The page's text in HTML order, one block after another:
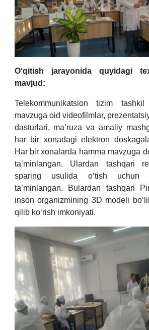
O‘qitish jarayonida quyidagi
mavjud:
Telekommunikatsion tizim
mavzuga oid videofilmlar,
dasturlari, ma’ruza va amaliy
har bir xonadagi elektron
Har bir xonalarda hamma mavzuga
ta’minlangan. Ulardan tashqari
sparing usulida o‘tish uchun
ta’minlangan. Bulardan tashqari
inson organizmining 3D modeli
qilib ko‘rish imkoniyati.